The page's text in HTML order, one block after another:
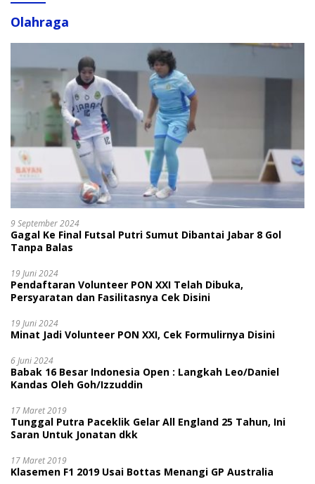
Olahraga
9 September 2024
Gagal Ke Final Futsal Putri Sumut Dibantai Jabar 8 Gol
Tanpa Balas
19 Juni 2024
Pendaftaran Volunteer PON XXI Telah Dibuka,
Persyaratan dan Fasilitasnya Cek Disini
19 Juni 2024
Minat Jadi Volunteer PON XXI, Cek Formulirnya Disini
6 Juni 2024
Babak 16 Besar Indonesia Open : Langkah Leo/Daniel
Kandas Oleh Goh/Izzuddin
17 Maret 2019
Tunggal Putra Paceklik Gelar All England 25 Tahun, Ini
Saran Untuk Jonatan dkk
17 Maret 2019
Klasemen F1 2019 Usai Bottas Menangi GP Australia